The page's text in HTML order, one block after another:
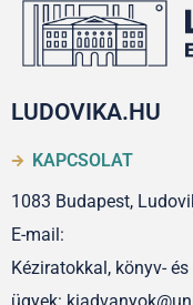
LUDOVIKA.HU
KAPCSOLAT
1083 Budapest,
E-mail:
Kéziratokkal, könyv-